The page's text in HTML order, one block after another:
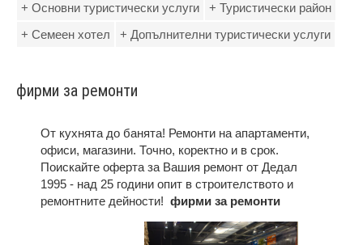
+ Основни туристически услуги
+ Туристически район
+ Семеен хотел
+ Допълнителни туристически услуги
фирми за ремонти
От кухнята до банята! Ремонти на апартаменти,
офиси, магазини. Точно, коректно и в срок.
Поискайте оферта за Вашия ремонт от Дедал
1995 - над 25 години опит в строителството и
ремонтните дейности! фирми за ремонти